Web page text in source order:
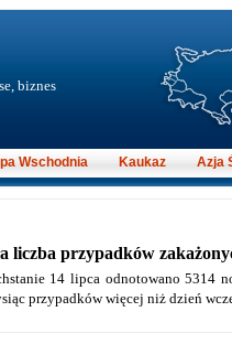
liczba przypadków
14 lipca odnotowano 5314
przypadków więcej niż dzień
biznes
Wschodnia Kaukaz Azja